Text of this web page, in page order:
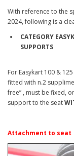
With reference to the
2024, following is a
CATEGORY
SUPPORTS
For Easykart 100 &
fitted with n.2
free” , must be fixed,
support to the seat
Attachment to seat